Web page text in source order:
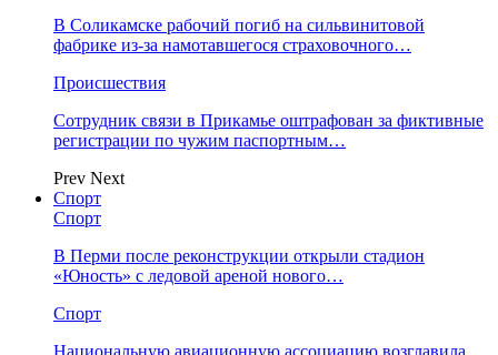
В Соликамске рабочий погиб на сильвинитовой
фабрике из-за намотавшегося страховочного…
Происшествия
Сотрудник связи в Прикамье оштрафован за фиктивные
регистрации по чужим паспортным…
Prev Next
Спорт
Спорт
В Перми после реконструкции открыли стадион
«Юность» с ледовой ареной нового…
Спорт
Национальную авиационную ассоциацию возглавила